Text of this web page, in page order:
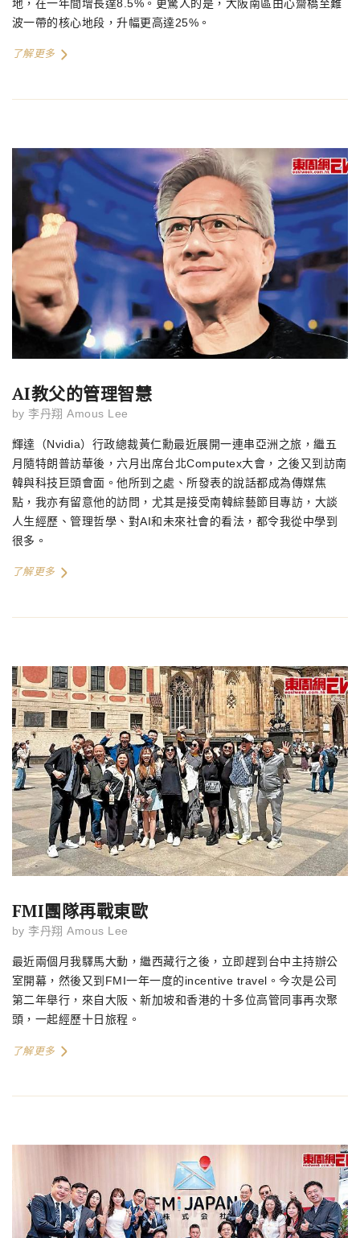
地，在一年間增長達8.5%。更驚人的是，大阪南區由心齋橋至難
波一帶的核心地段，升幅更高達25%。
了解更多
AI教父的管理智慧
by 李丹翔 Amous Lee
輝達（Nvidia）行政總裁黃仁勳最近展開一連串亞洲之旅，繼五
月隨特朗普訪華後，六月出席台北Computex大會，之後又到訪南
韓與科技巨頭會面。他所到之處、所發表的說話都成為傳媒焦
點，我亦有留意他的訪問，尤其是接受南韓綜藝節目專訪，大談
人生經歷、管理哲學、對AI和未來社會的看法，都令我從中學到
很多。
了解更多
FMI團隊再戰東歐
by 李丹翔 Amous Lee
最近兩個月我驛馬大動，繼西藏行之後，立即趕到台中主持辦公
室開幕，然後又到FMI一年一度的incentive travel。今次是公司
第二年舉行，來自大阪、新加坡和香港的十多位高管同事再次聚
頭，一起經歷十日旅程。
了解更多